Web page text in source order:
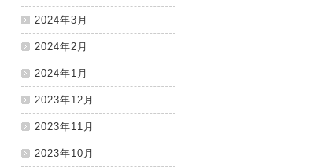
2024年3月
2024年2月
2024年1月
2023年12月
2023年11月
2023年10月